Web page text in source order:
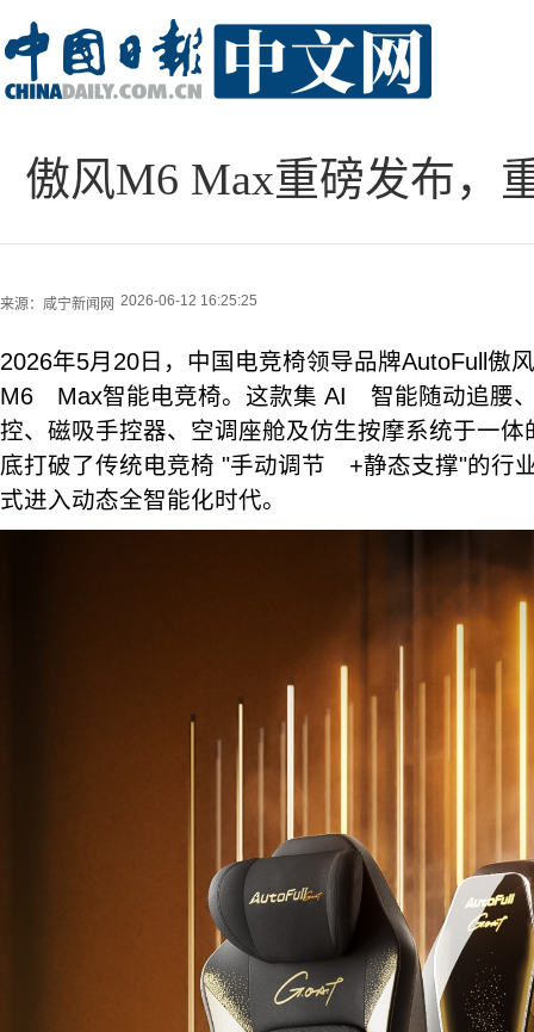
傲风M6 Max重磅发布，
来源： 咸宁新闻网 2026-06-12 16:25:25
2026年5月20日，中国电竞椅领导品牌AutoFull傲
M6 Max智能电竞椅。这款集 AI 智能随动追腰
控、磁吸手控器、空调座舱及仿生按摩系统于一
底打破了传统电竞椅 "手动调节 +静态支撑"的行
式进入动态全智能化时代。